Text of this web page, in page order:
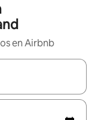
en Airbnb
navega con las